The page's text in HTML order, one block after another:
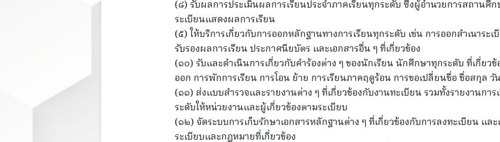
(๘) รับผลการประเมินผลการเรียนประจำภาคเรียนทุกระดับ ซึ่งผู้อำนวยการสถานศึ
ระเบียนแสดงผลการเรียน
(๕) ให้บริการเกี่ยวกับการออกหลักฐานทางการเรียนทุกระดับ เช่น การออกสำเนาระ
รับรองผลการเรียน ประกาศนียบัตร และเอกสารอื่น ๆ ที่เกี่ยวข้อง
(๑๐) รับและดำเนินการเกี่ยวกับคำร้องต่าง ๆ ของนักเรียน นักศึกษาทุกระดับ ที่เกี่ยว
ออก การพักการเรียน การโอน ย้าย การเรียนภาคฤดูร้อน การขอเปลี่ยนชื่อ ชื่อสกุล วั
(๑๑) ส่งแบบสำรวจและรายงานต่าง ๆ ที่เกี่ยวข้องกับงานทะเบียน รวมทั้งรายงานกา
ระดับให้หน่วยงานและผู้เกี่ยวข้องตามระเบียบ
(๑๒) จัดระบบการเก็บรักษาเอกสารหลักฐานต่าง ๆ ที่เกี่ยวข้องกับการลงทะเบียน และ
ระเบียบและกฎหมายที่เกี่ยวข้อง